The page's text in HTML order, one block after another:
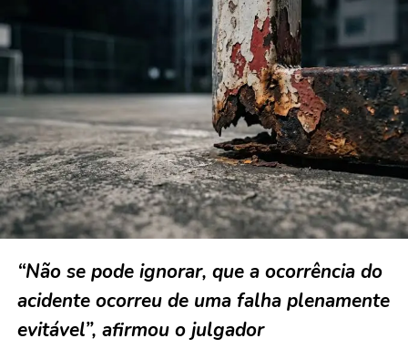
“Não se pode ignorar, que a ocorrência do
acidente ocorreu de uma falha plenamente
evitável”, afirmou o julgador